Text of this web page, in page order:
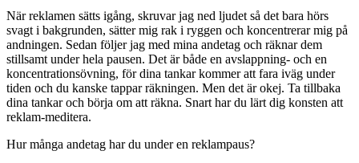
När reklamen sätts igång, skruvar jag ned ljudet så det bara hörs
svagt i bakgrunden, sätter mig rak i ryggen och koncentrerar mig på
andningen. Sedan följer jag med mina andetag och räknar dem
stillsamt under hela pausen. Det är både en avslappning- och en
koncentrationsövning, för dina tankar kommer att fara iväg under
tiden och du kanske tappar räkningen. Men det är okej. Ta tillbaka
dina tankar och börja om att räkna. Snart har du lärt dig konsten att
reklam-meditera.
Hur många andetag har du under en reklampaus?